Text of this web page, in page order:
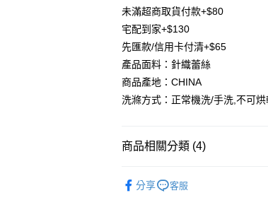
台灣樂天信用卡公司
大哥付你分期
相關說明
1.本服務由台灣大哥大提供，台灣大
2.付款方式選擇「大哥付你分期」，
流程，驗證手機門號後，選擇欲分期
完成交易。
消。如遇「轉專審核」未通過狀況，
1.分期款項不併入電信帳單，「大哥
AFTEE先享後付
相關說明
【關於「AFTEE先享後付」】
２．便利：只要手機號碼，簡訊認證
【「AFTEE先享後付」結帳流程】
ATM付款
運送方式
未滿超商取貨付款+$80
宅配到家+$130
先匯款/信用卡付清+$65
產品面料：針織蕾絲
商品產地：CHINA
洗滌方式：正常機洗/手洗,不可烘
商品相關分類 (4)
分享 客服